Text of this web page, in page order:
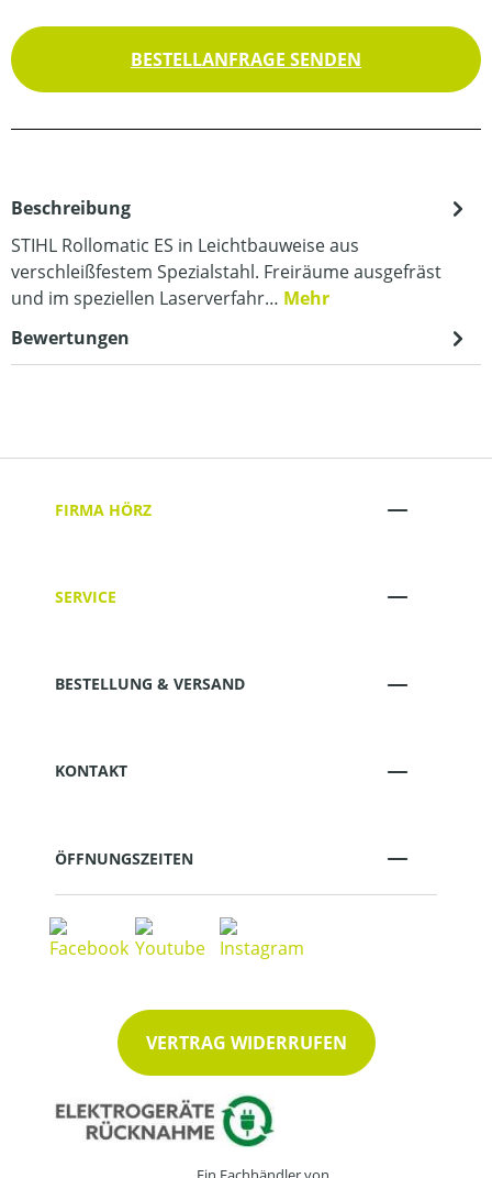
BESTELLANFRAGE SENDEN
Beschreibung
STIHL Rollomatic ES in Leichtbauweise aus
verschleißfestem Spezialstahl. Freiräume ausgefräst
und im speziellen Laserverfahr… Mehr
Bewertungen
FIRMA HÖRZ
SERVICE
BESTELLUNG & VERSAND
KONTAKT
ÖFFNUNGSZEITEN
VERTRAG WIDERRUFEN